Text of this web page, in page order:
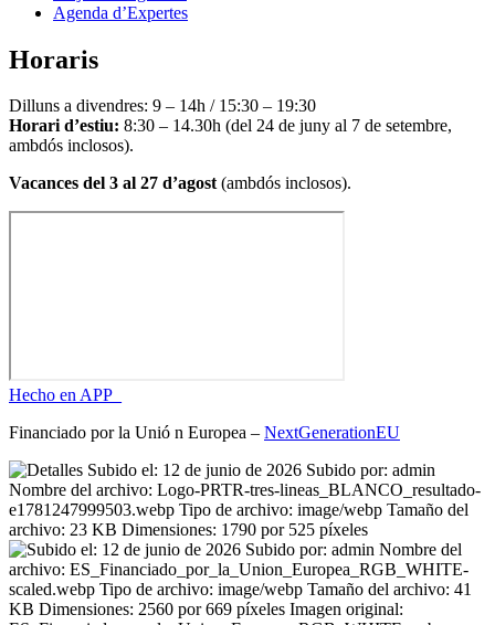
Agenda d’Expertes
Horaris
Dilluns a divendres: 9 – 14h / 15:30 – 19:30
Horari d’estiu: 8:30 – 14.30h (del 24 de juny al 7 de setembre,
ambdós inclosos).
Vacances del 3 al 27 d’agost(ambdós inclosos).
Hecho en APP_
Financiado por la Unió n Europea – NextGenerationEU